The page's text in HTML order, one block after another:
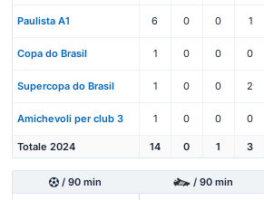
Paulista A1 6 0 0 1
Copa do Brasil 1 0 0 0
Supercopa do Brasil 1 0 0 2
Amichevoli per club 3 1 0 0 0
Totale 2024 14 0 1 3
/ 90 min / 90 min